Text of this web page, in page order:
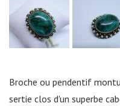
Broche ou pendentif
sertie clos d'un superbe